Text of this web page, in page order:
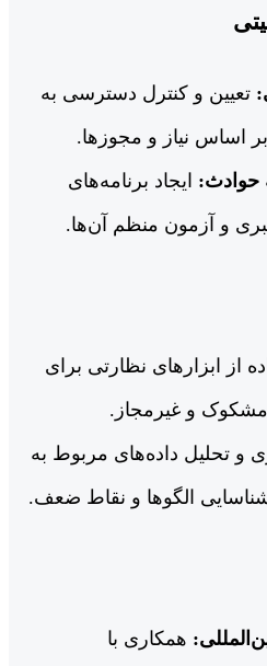
تعیین و کنترل دسترسی به
اساس نیاز و مجوزها.
حوادث: ایجاد برنامه‌های
و آزمون منظم آن‌ها.
از ابزارهای نظارتی برای
و غیرمجاز.
و تحلیل داده‌های مربوط به
الگوها و نقاط ضعف.
همکاری با